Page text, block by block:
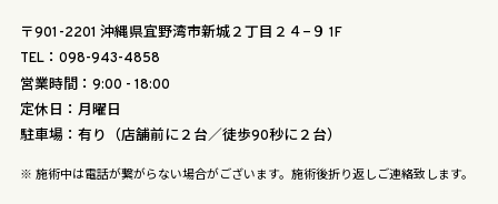
〒901-2201 沖縄県宜野湾市新城２丁目２４−９ 1F
TEL：098-943-4858
営業時間：9:00 - 18:00
定休日：月曜日
駐車場：有り（店舗前に２台／徒歩90秒に２台）
※ 施術中は電話が繋がらない場合がございます。施術後折り返しご連絡致します。